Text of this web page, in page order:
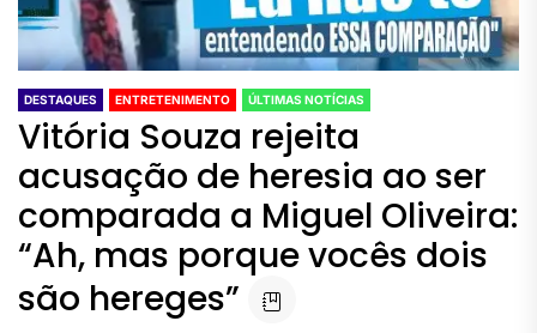
DESTAQUES ENTRETENIMENTO ÚLTIMAS NOTÍCIAS
Vitória Souza rejeita
acusação de heresia ao ser
comparada a Miguel Oliveira:
“Ah, mas porque vocês dois
são hereges”